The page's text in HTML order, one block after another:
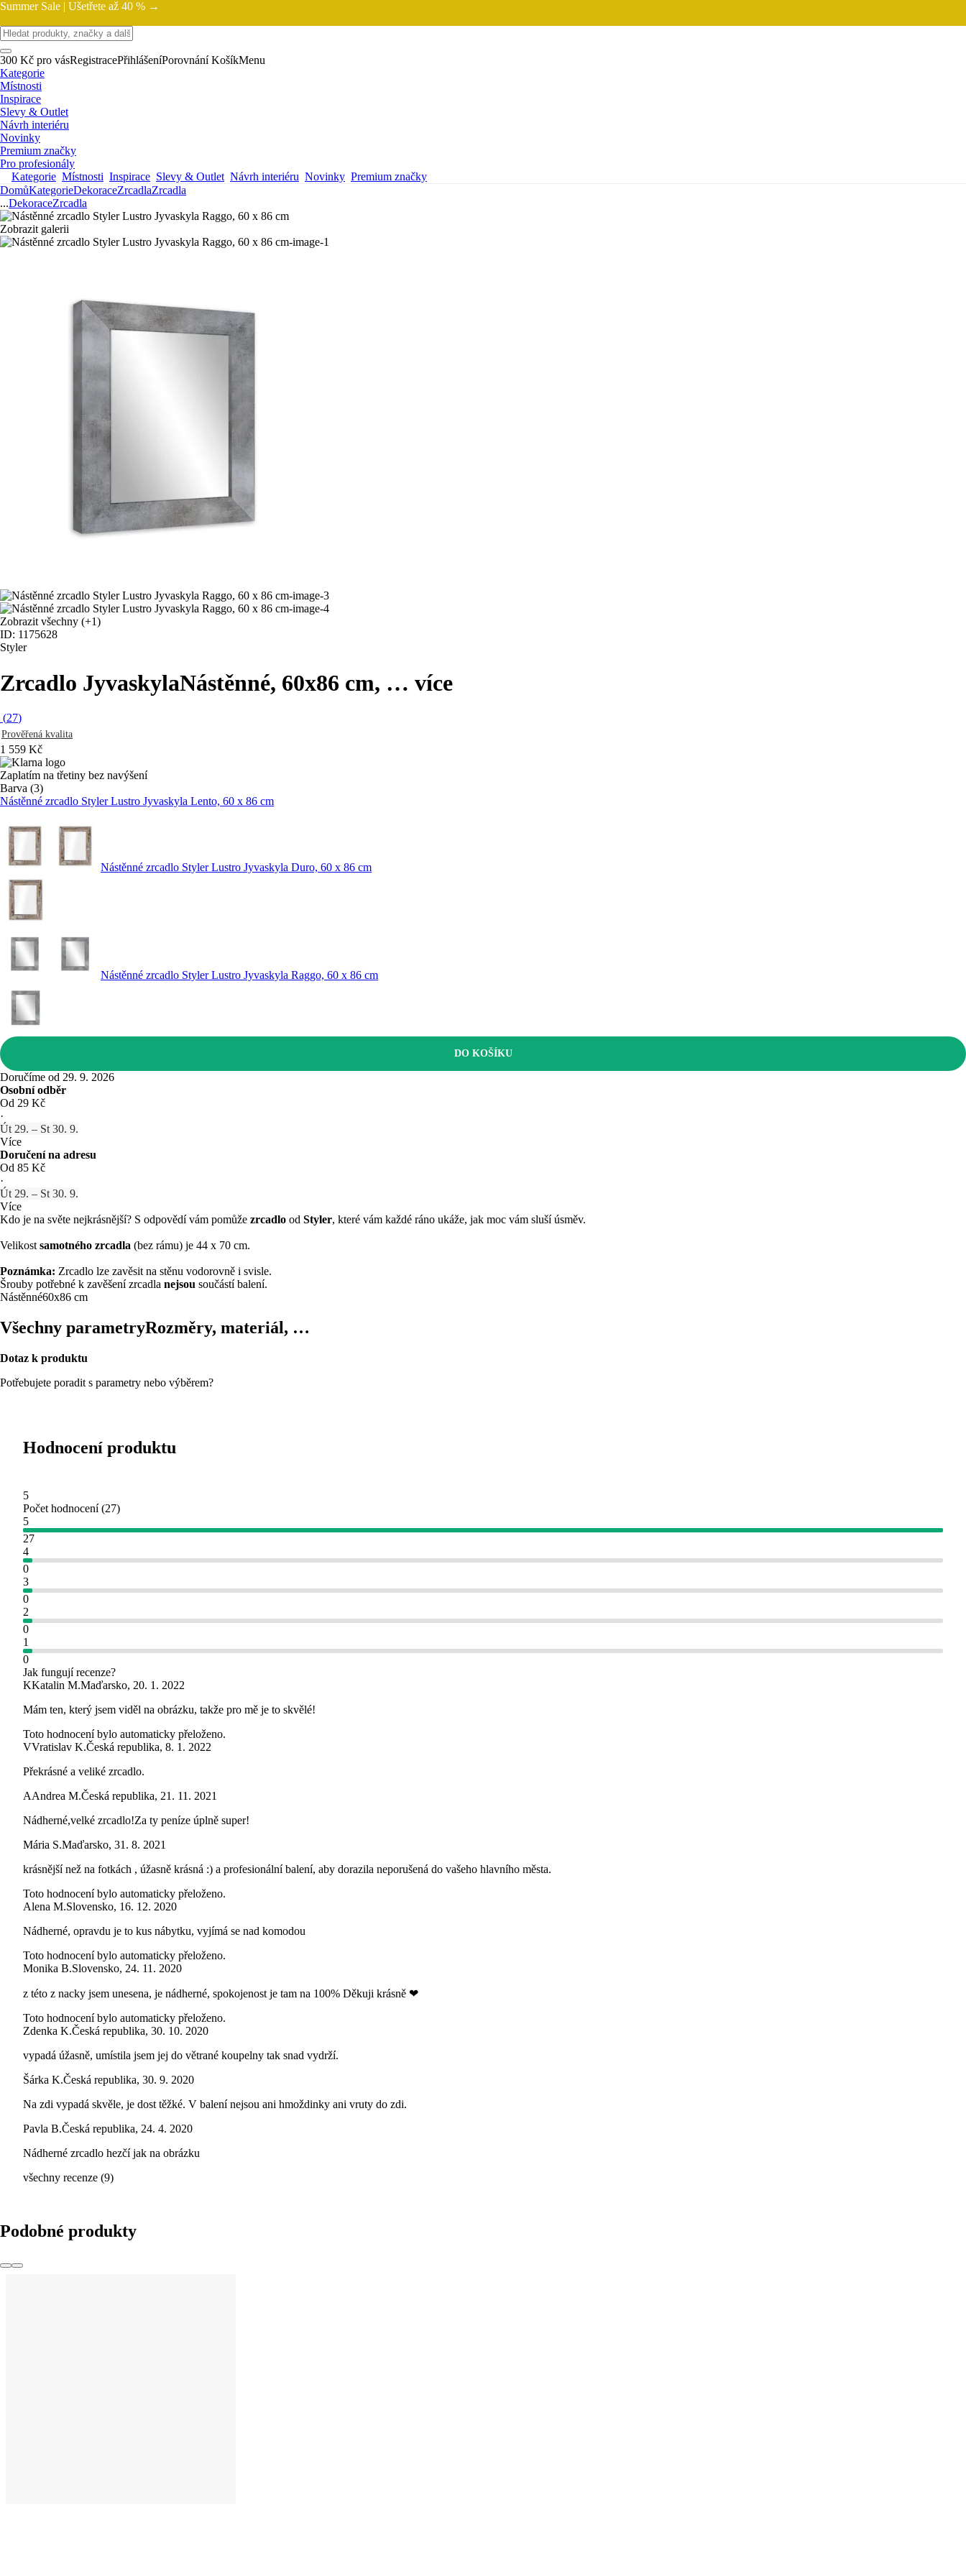
Summer Sale | Ušetřete až 40 % →
300 Kč pro vásRegistracePřihlášeníPorovnání KošíkMenu
Kategorie
Místnosti
Inspirace
Slevy & Outlet
Návrh interiéru
Novinky
Premium značky
Pro profesionály
Kategorie Místnosti Inspirace Slevy & Outlet Návrh interiéru Novinky Premium značky
DomůKategorieDekoraceZrcadlaZrcadla
...DekoraceZrcadla
Zobrazit galerii
Zobrazit všechny (+1)
ID: 1175628
Styler
Zrcadlo JyvaskylaNástěnné, 60x86 cm, … více
(27)
Prověřená kvalita
1 559 Kč
Zaplatím na třetiny bez navýšení
Barva (3)
Nástěnné zrcadlo Styler Lustro Jyvaskyla Lento, 60 x 86 cm
Nástěnné zrcadlo Styler Lustro Jyvaskyla Duro, 60 x 86 cm
Nástěnné zrcadlo Styler Lustro Jyvaskyla Raggo, 60 x 86 cm
DO KOŠÍKU
Doručíme od 29. 9. 2026
Osobní odběr
Od 29 Kč
·
Út 29. – St 30. 9.
Více
Doručení na adresu
Od 85 Kč
·
Út 29. – St 30. 9.
Více
Kdo je na světe nejkrásnější? S odpovědí vám pomůže zrcadlo od Styler, které vám každé ráno ukáže, jak moc vám sluší úsměv.
Velikost samotného zrcadla (bez rámu) je 44 x 70 cm.
Poznámka: Zrcadlo lze zavěsit na stěnu vodorovně i svisle.
Šrouby potřebné k zavěšení zrcadla nejsou součástí balení.
Nástěnné60x86 cm
Všechny parametryRozměry, materiál, …
Dotaz k produktu
Potřebujete poradit s parametry nebo výběrem?
Hodnocení produktu
5
Počet hodnocení(27)
5
27
4
0
3
0
2
0
1
0
Jak fungují recenze?
KKatalin M.Maďarsko, 20. 1. 2022
Mám ten, který jsem viděl na obrázku, takže pro mě je to skvělé!
Toto hodnocení bylo automaticky přeloženo.
VVratislav K.Česká republika, 8. 1. 2022
Překrásné a veliké zrcadlo.
AAndrea M.Česká republika, 21. 11. 2021
Nádherné,velké zrcadlo!Za ty peníze úplně super!
Mária S.Maďarsko, 31. 8. 2021
krásnější než na fotkách , úžasně krásná :) a profesionální balení, aby dorazila neporušená do vašeho hlavního města.
Toto hodnocení bylo automaticky přeloženo.
Alena M.Slovensko, 16. 12. 2020
Nádherné, opravdu je to kus nábytku, vyjímá se nad komodou
Toto hodnocení bylo automaticky přeloženo.
Monika B.Slovensko, 24. 11. 2020
z této z nacky jsem unesena, je nádherné, spokojenost je tam na 100% Děkuji krásně ❤
Toto hodnocení bylo automaticky přeloženo.
Zdenka K.Česká republika, 30. 10. 2020
vypadá úžasně, umístila jsem jej do větrané koupelny tak snad vydrží.
Šárka K.Česká republika, 30. 9. 2020
Na zdi vypadá skvěle, je dost těžké. V balení nejsou ani hmoždinky ani vruty do zdi.
Pavla B.Česká republika, 24. 4. 2020
Nádherné zrcadlo hezčí jak na obrázku
všechny recenze (9)
Podobné produkty